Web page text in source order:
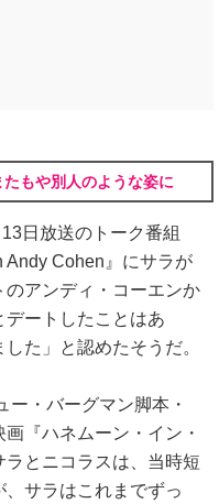
たもや別人のような姿に
日放送のトーク番組
Andy Cohen』にサラが
アンディ・コーエンか
デートしたことはあ
た」と認めたそうだ。
・バーグマン脚本・
『ハネムーン・イン・
とニコラスは、当時短
サラはこれまでずっ